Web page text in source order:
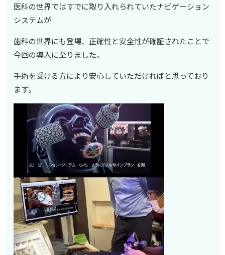
医科の世界ではすでに取り入れられていたナビゲーション
システムが
歯科の世界にも登場、正確性と安全性が確証されたことで
今回の導入に至りました。
手術を受ける方により安心していただければと思っており
ます。